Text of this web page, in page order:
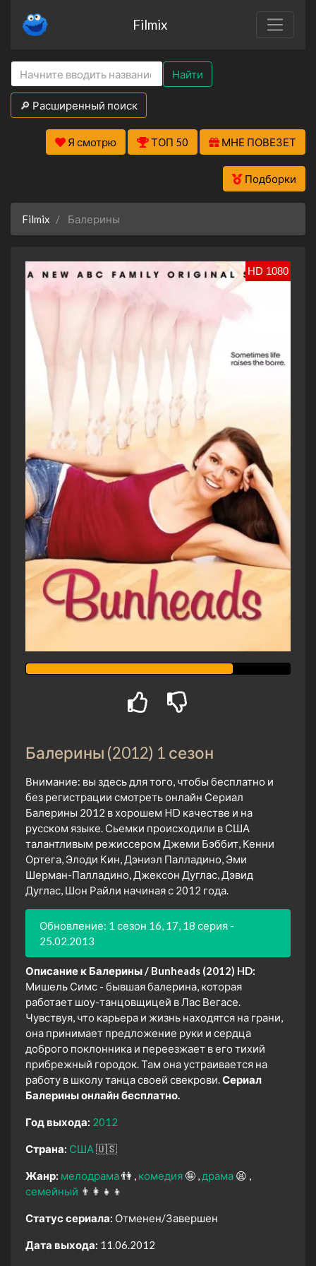
Filmix
Найти
🔎 Расширенный поиск
Я смотрю ТОП 50 МНЕ ПОВЕЗЕТ
Подборки
Filmix Балерины
HD 1080
Балерины (2012) 1 сезон
Внимание: вы здесь для того, чтобы бесплатно и
без регистрации смотреть онлайн Сериал
Балерины 2012 в хорошем HD качестве и на
русском языке. Сьемки происходили в США
талантливым режиссером Джеми Бэббит, Кенни
Ортега, Элоди Кин, Дэниэл Палладино, Эми
Шерман-Палладино, Джексон Дуглас, Дэвид
Дуглас, Шон Райли начиная с 2012 года.
Обновление: 1 сезон 16, 17, 18 серия -
25.02.2013
Описание к Балерины / Bunheads (2012) HD:
Мишель Симс - бывшая балерина, которая
работает шоу-танцовщицей в Лас Вегасе.
Чувствуя, что карьера и жизнь находятся на грани,
она принимает предложение руки и сердца
доброго поклонника и переезжает в его тихий
прибрежный городок. Там она устраивается на
работу в школу танца своей свекрови.Сериал
Балерины онлайн бесплатно.
Год выхода: 2012
Страна: США🇺🇸
Жанр: мелодрама👫 комедия 🤪 драма 😫
семейный 👨‍👩‍👧‍👦
Статус сериала: Отменен/Завершен
Дата выхода: 11.06.2012